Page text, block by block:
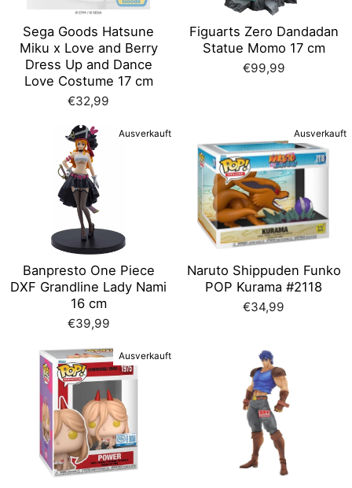
Sega Goods Hatsune
Miku x Love and Berry
Dress Up and Dance
Love Costume 17 cm
€32,99
Figuarts Zero Dandadan
Statue Momo 17 cm
€99,99
Ausverkauft
Banpresto One Piece
DXF Grandline Lady Nami
16 cm
€39,99
Ausverkauft
Naruto Shippuden Funko
POP Kurama #2118
€34,99
Ausverkauft